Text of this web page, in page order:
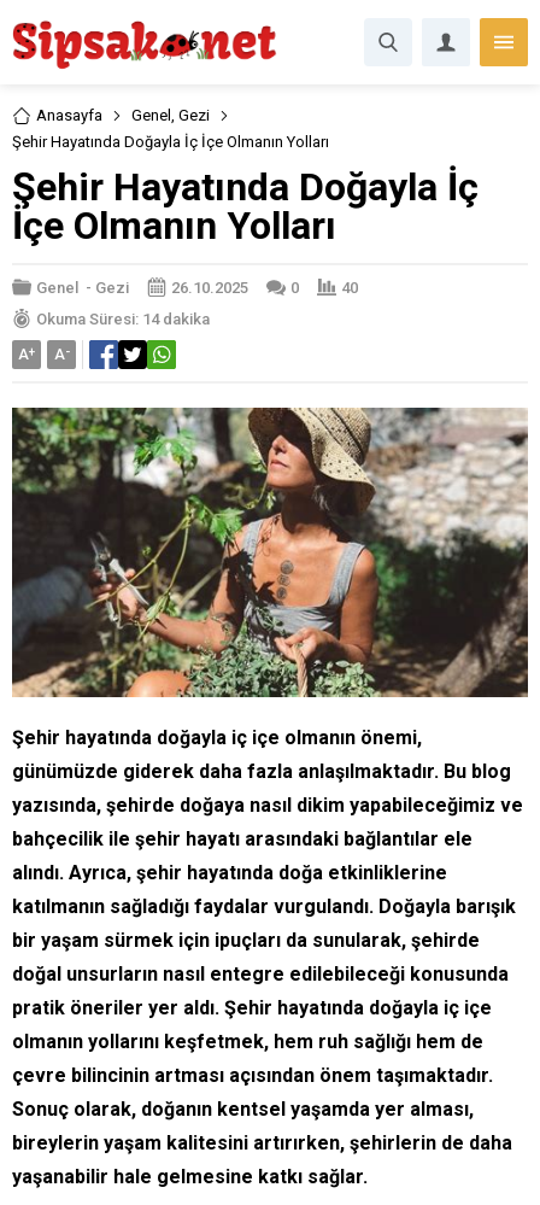
Anasayfa Genel , Gezi
Şehir Hayatında Doğayla İç İçe Olmanın Yolları
Şehir Hayatında Doğayla İç
İçe Olmanın Yolları
Genel - Gezi 26.10.2025 0
40
Okuma Süresi: 14 dakika
A+ A-
Şehir hayatında doğayla iç içe olmanın önemi,
günümüzde giderek daha fazla anlaşılmaktadır. Bu blog
yazısında, şehirde doğaya nasıl dikim yapabileceğimiz ve
bahçecilik ile şehir hayatı arasındaki bağlantılar ele
alındı. Ayrıca, şehir hayatında doğa etkinliklerine
katılmanın sağladığı faydalar vurgulandı. Doğayla barışık
bir yaşam sürmek için ipuçları da sunularak, şehirde
doğal unsurların nasıl entegre edilebileceği konusunda
pratik öneriler yer aldı. Şehir hayatında doğayla iç içe
olmanın yollarını keşfetmek, hem ruh sağlığı hem de
çevre bilincinin artması açısından önem taşımaktadır.
Sonuç olarak, doğanın kentsel yaşamda yer alması,
bireylerin yaşam kalitesini artırırken, şehirlerin de daha
yaşanabilir hale gelmesine katkı sağlar.